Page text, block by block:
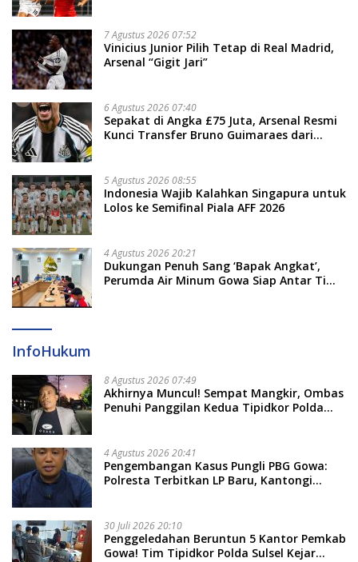
7 Agustus 2026 07:52
Vinicius Junior Pilih Tetap di Real Madrid,
Arsenal “Gigit Jari”
6 Agustus 2026 07:40
Sepakat di Angka £75 Juta, Arsenal Resmi
Kunci Transfer Bruno Guimaraes dari
5 Agustus 2026 08:55
Indonesia Wajib Kalahkan Singapura untuk
Lolos ke Semifinal Piala AFF 2026
4 Agustus 2026 20:21
Dukungan Penuh Sang ‘Bapak Angkat’,
Perumda Air Minum Gowa Siap Antar Tim
InfoHukum
8 Agustus 2026 07:49
Akhirnya Muncul! Sempat Mangkir, Ombas
Penuhi Panggilan Kedua Tipidkor Polda
4 Agustus 2026 20:41
Pengembangan Kasus Pungli PBG Gowa:
Polresta Terbitkan LP Baru, Kantongi
30 Juli 2026 20:10
Penggeledahan Beruntun 5 Kantor Pemkab
Gowa! Tim Tipidkor Polda Sulsel Kejar